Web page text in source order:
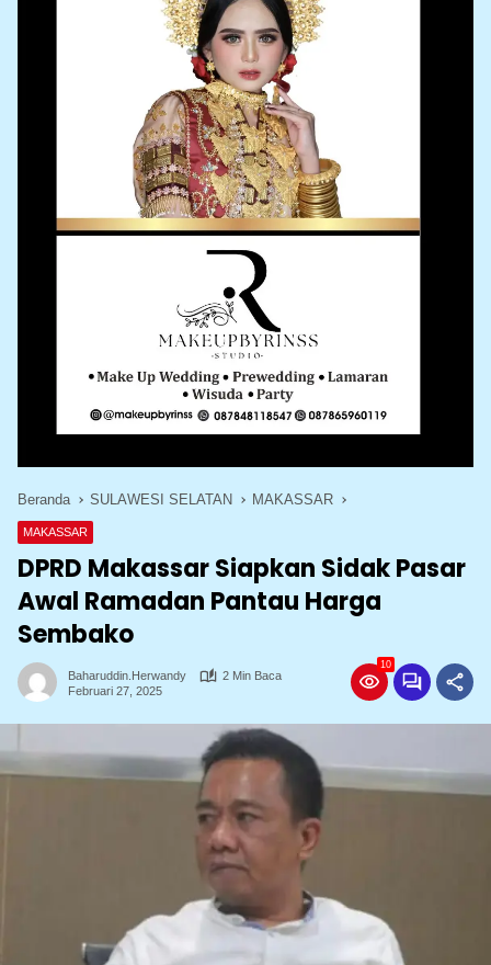
Beranda SULAWESI SELATAN MAKASSAR
MAKASSAR
DPRD Makassar Siapkan Sidak Pasar
Awal Ramadan Pantau Harga
Sembako
Baharuddin.herwandy
2 Min Baca
Februari 27, 2025
10